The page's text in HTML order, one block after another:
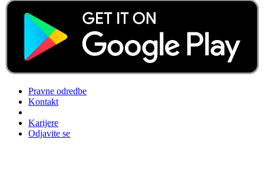
Pravne odredbe
Kontakt
Karijere
Odjavite se